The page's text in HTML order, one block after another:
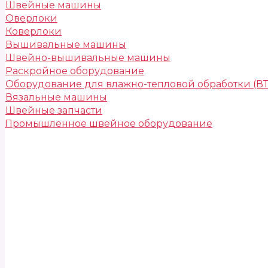
Швейные машины
Оверлоки
Коверлоки
Вышивальные машины
Швейно-вышивальные машины
Раскройное оборудование
Оборудование для влажно-тепловой обработки
Вязальные машины
Швейные запчасти
Промышленное швейное оборудование